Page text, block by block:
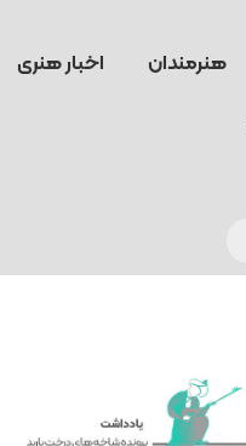
هنرمندان اخبار هنری